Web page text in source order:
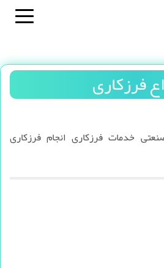
فرزکاری
خدمات فرزکاری انجام فرزکاری